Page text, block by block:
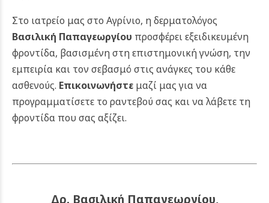
Στο ιατρείο μας στο Αγρίνιο, η δερματολόγος
Βασιλική Παπαγεωργίου προσφέρει εξειδικευμένη
φροντίδα, βασισμένη στη επιστημονική γνώση, την
εμπειρία και τον σεβασμό στις ανάγκες του κάθε
ασθενούς. Επικοινωνήστε μαζί μας για να
προγραμματίσετε το ραντεβού σας και να λάβετε τη
φροντίδα που σας αξίζει.
Δρ. Βασιλική Παπαγεωργίου,